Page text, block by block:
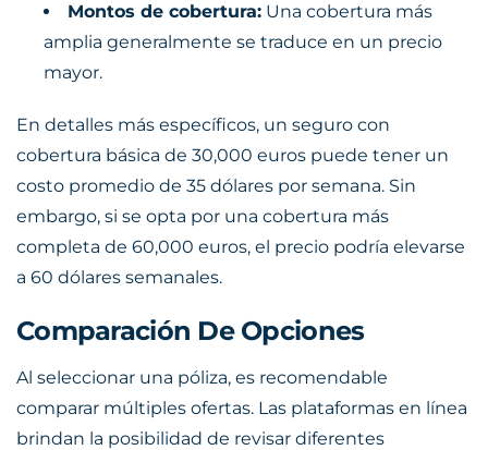
Montos de cobertura: Una cobertura más
amplia generalmente se traduce en un precio
mayor.
En detalles más específicos, un seguro con
cobertura básica de 30,000 euros puede tener un
costo promedio de 35 dólares por semana. Sin
embargo, si se opta por una cobertura más
completa de 60,000 euros, el precio podría elevarse
a 60 dólares semanales.
Comparación De Opciones
Al seleccionar una póliza, es recomendable
comparar múltiples ofertas. Las plataformas en línea
brindan la posibilidad de revisar diferentes